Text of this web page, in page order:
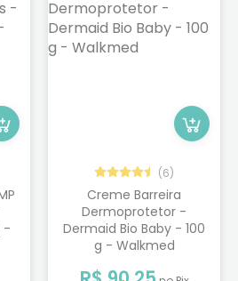
-
(6)
Creme Barreira
Dermoprotetor -
Dermaid Bio Baby - 100
g - Walkmed